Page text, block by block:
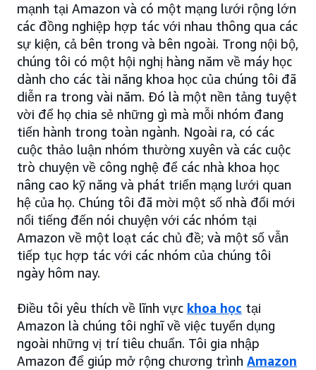
mạnh tại Amazon và có một mạng lưới rộng lớn
các đồng nghiệp hợp tác với nhau thông qua các
sự kiện, cả bên trong và bên ngoài. Trong nội bộ,
chúng tôi có một hội nghị hàng năm về máy học
dành cho các tài năng khoa học của chúng tôi đã
diễn ra trong vài năm. Đó là một nền tảng tuyệt
vời để họ chia sẻ những gì mà mỗi nhóm đang
tiến hành trong toàn ngành. Ngoài ra, có các
cuộc thảo luận nhóm thường xuyên và các cuộc
trò chuyện về công nghệ để các nhà khoa học
nâng cao kỹ năng và phát triển mạng lưới quan
hệ của họ. Chúng tôi đã mời một số nhà đổi mới
nổi tiếng đến nói chuyện với các nhóm tại
Amazon về một loạt các chủ đề; và một số vẫn
tiếp tục hợp tác với các nhóm của chúng tôi
ngày hôm nay.
Điều tôi yêu thích về lĩnh vực khoa học tại
Amazon là chúng tôi nghĩ về việc tuyển dụng
ngoài những vị trí tiêu chuẩn. Tôi gia nhập
Amazon để giúp mở rộng chương trình Amazon